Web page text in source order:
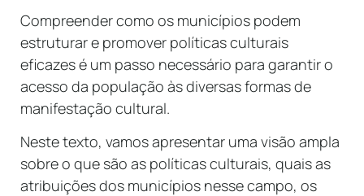
Compreender como os municípios podem
estruturar e promover políticas culturais
eficazes é um passo necessário para garantir o
acesso da população às diversas formas de
manifestação cultural.
Neste texto, vamos apresentar uma visão ampla
sobre o que são as políticas culturais, quais as
atribuições dos municípios nesse campo, os